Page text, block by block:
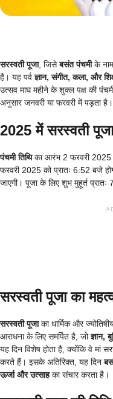
सरस्वती पूजा, जिसेबसंत पंचमीके नाम
है। यह पर्वज्ञान, संगीत, कला, और
उत्सव माघ महीने के शुक्ल पक्ष की
अनुसार जनवरी या फरवरी में पड़ता है।
2025 में सरस्वती
पंचमी तिथिका आरंभ 2 फरवरी 2025
फरवरी 2025 को प्रातः 6:52 बजे
जाएगी। पूजा के लिए शुभ मुहूर्त
सरस्वती पूजा का
सरस्वती पूजाका धार्मिक और
आराधना के लिए समर्पित है, जोज्ञान,
यह दिन विशेष होता है, क्योंकि वे मां
करते हैं। इसके अतिरिक्त, यह दिन
ऊर्जा और उत्साहका संचार करता है।